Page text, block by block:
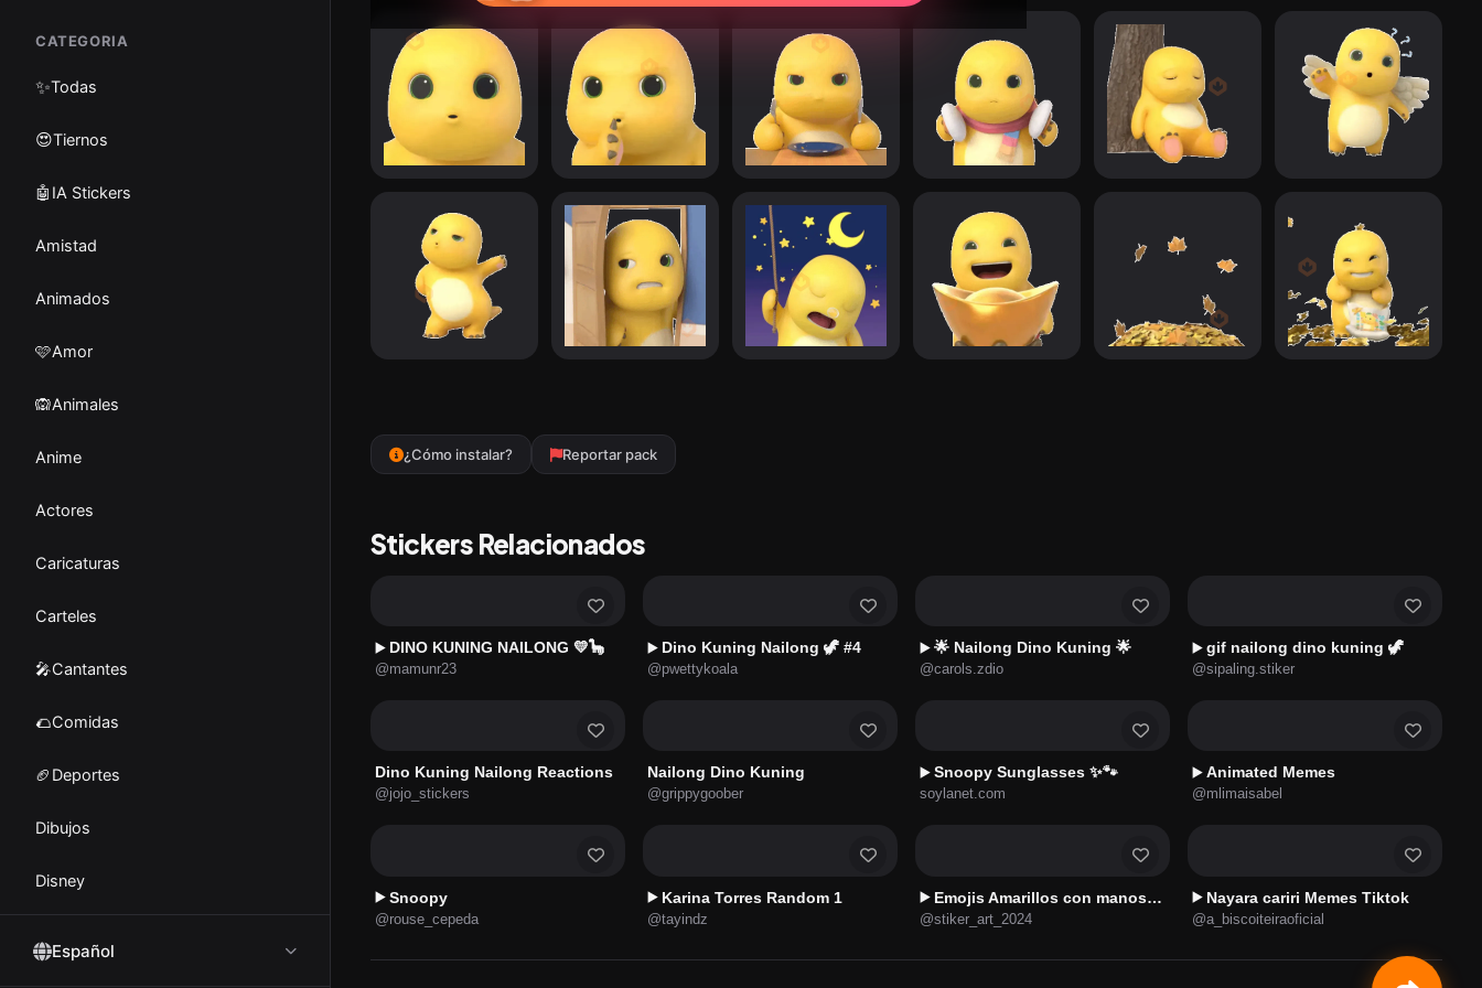
CATEGORIA
✨Todas
😍Tiernos
🤖IA Stickers
Amistad
Animados
🩷Amor
🙉Animales
Anime
Actores
Caricaturas
Carteles
🎤Cantantes
🌮Comidas
🏈Deportes
Dibujos
Disney
Español
¿Cómo instalar? Reportar pack
Stickers Relacionados
▶️ DINO KUNING NAILONG 💛🦕
@mamunr23
▶️ Dino Kuning Nailong 🦖 #4
@pwettykoala
▶️ 🌟 Nailong Dino Kuning 🌟
@carols.zdio
▶️ gif nailong dino kuning 🦖
@sipaling.stiker
Dino Kuning Nailong Reactions
@jojo_stickers
Nailong Dino Kuning
@grippygoober
▶️ Snoopy Sunglasses ✨🐾
soylanet.com
▶️ Animated Memes
@mlimaisabel
▶️ Snoopy
@rouse_cepeda
▶️ Karina Torres Random 1
@tayindz
▶️ Emojis Amarillos con manos ✨🟡
@stiker_art_2024
▶️ Nayara cariri Memes Tiktok
@a_biscoiteiraoficial